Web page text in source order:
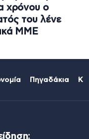
χρόνου ο
του λένε
ΜΜΕ
Πηγαδάκια